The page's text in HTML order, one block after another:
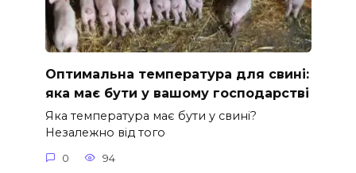
Оптимальна температура для свині:
яка має бути у вашому господарстві
Яка температура має бути у свині?
Незалежно від того
0 94